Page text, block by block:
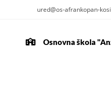
ured@os-afrankopan-
Osnovna škola